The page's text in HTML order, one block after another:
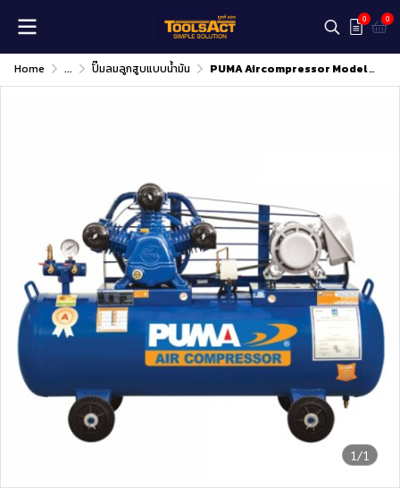
0 0
Home ... ปั๊มลมลูกสูบแบบน้ำมัน PUMA Aircompressor Model :PP-22 (2แรงม้า) 220V
1/1